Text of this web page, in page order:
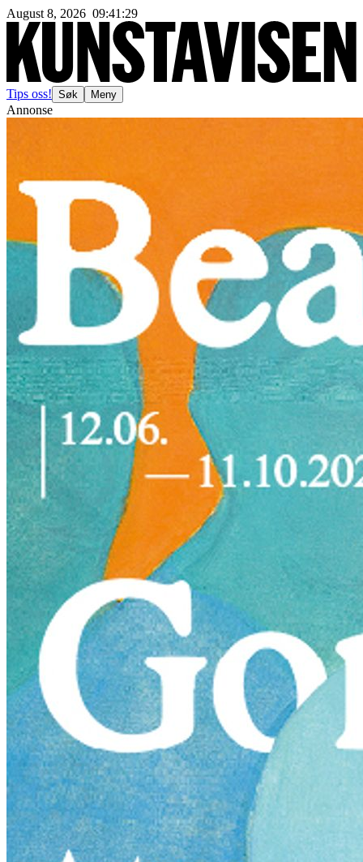
August 8, 2026 09:41 :30
Tips oss! Søk Meny
Annonse